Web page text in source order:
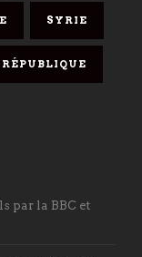
SYRIE
par la BBC et